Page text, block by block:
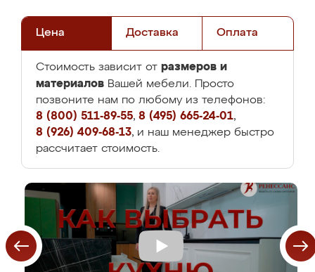
Цена Доставка Оплата
Стоимость зависит от размеров и
материалов Вашей мебели. Просто
позвоните нам по любому из телефонов:
8 (800) 511-89-55, 8 (495) 665-24-01,
8 (926) 409-68-13, и наш менеджер быстро
рассчитает стоимость.